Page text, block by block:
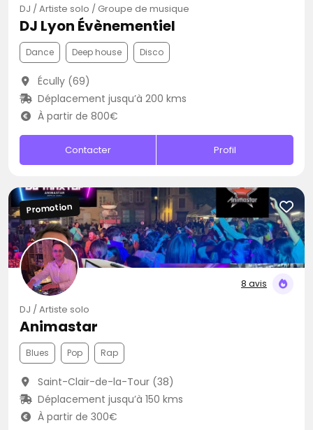
DJ / Artiste solo / Groupe de musique
DJ Lyon Évènementiel
Dance Deep house Disco
Écully (69)
Déplacement jusqu’à 200 kms
À partir de 800€
Contacter Profil
8 avis
Promotion
DJ / Artiste solo
Animastar
Blues Pop Rap
Saint-Clair-de-la-Tour (38)
Déplacement jusqu’à 150 kms
À partir de 300€